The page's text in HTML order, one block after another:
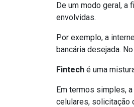
De um modo geral, a
envolvidas.
Por exemplo, a
bancária desejada.
Fintech é uma
Em termos simples,
celulares, solicitação